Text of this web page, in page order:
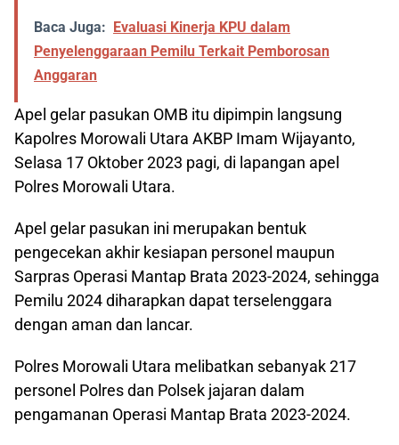
Baca Juga: Evaluasi Kinerja KPU dalam
Penyelenggaraan Pemilu Terkait Pemborosan
Anggaran
Apel gelar pasukan OMB itu dipimpin langsung
Kapolres Morowali Utara AKBP Imam Wijayanto,
Selasa 17 Oktober 2023 pagi, di lapangan apel
Polres Morowali Utara.
Apel gelar pasukan ini merupakan bentuk
pengecekan akhir kesiapan personel maupun
Sarpras Operasi Mantap Brata 2023-2024, sehingga
Pemilu 2024 diharapkan dapat terselenggara
dengan aman dan lancar.
Polres Morowali Utara melibatkan sebanyak 217
personel Polres dan Polsek jajaran dalam
pengamanan Operasi Mantap Brata 2023-2024.